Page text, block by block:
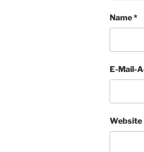
Name*
E-Mail-
Website